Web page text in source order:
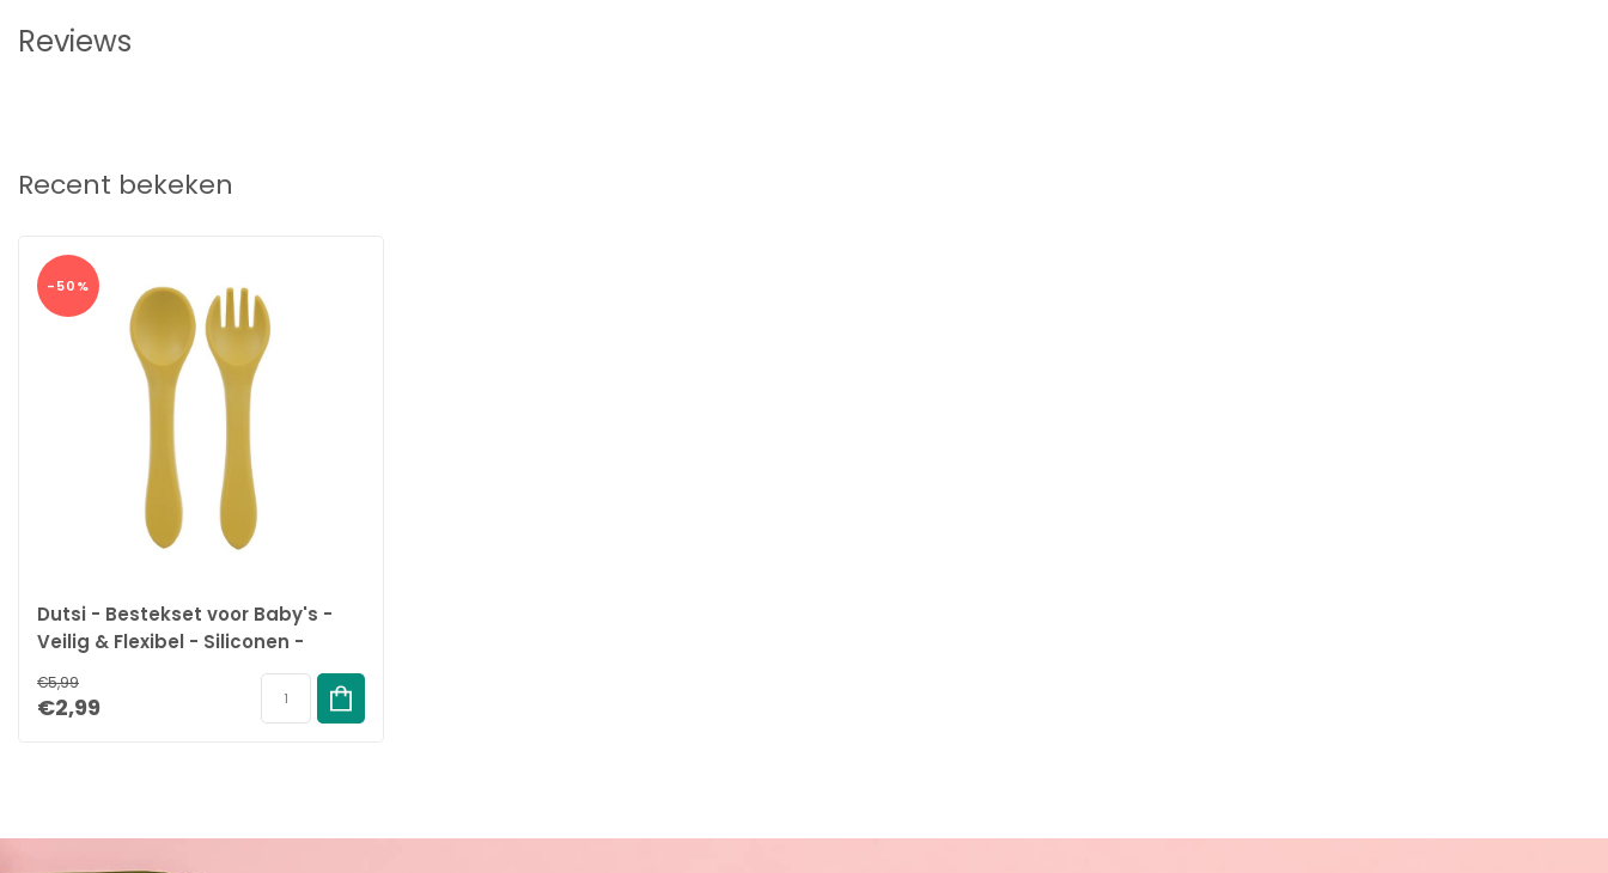
Vanaf welke leeftijd is dit bestek geschikt?
Geschikt voor baby's van 3 tot 12 maanden.
Reviews
Recent bekeken
-50%
Dutsi - Bestekset voor Baby's -
Veilig & Flexibel - Siliconen -
€5,99
€2,99